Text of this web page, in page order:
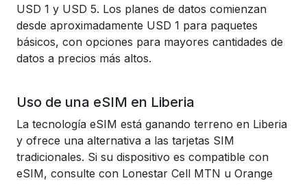
USD 1 y USD 5. Los planes de datos comienzan
desde aproximadamente USD 1 para paquetes
básicos, con opciones para mayores cantidades de
datos a precios más altos.
Uso de una eSIM en Liberia
La tecnología eSIM está ganando terreno en Liberia
y ofrece una alternativa a las tarjetas SIM
tradicionales. Si su dispositivo es compatible con
eSIM, consulte con Lonestar Cell MTN u Orange